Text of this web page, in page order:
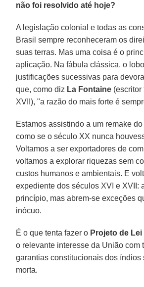
não foi resolvido até hoje?
A legislação colonial e todas as
Brasil sempre reconheceram os
suas terras. Mas uma coisa é o
aplicação. Na fábula clássica, o
justificações sucessivas para
que, como diz La Fontaine (escritor
XVII), "a razão do mais forte é
Estamos assistindo a um remake
como se o século XX nunca
Voltamos a ser exportadores de
voltamos a explorar riquezas sem
custos humanos e ambientais. E
expediente dos séculos XVI e XVII:
princípio, mas abrem-se exceções
inócuo.
É o que tenta fazer o Projeto de Lei
o relevante interesse da União com
garantias constitucionais dos índios
morta.